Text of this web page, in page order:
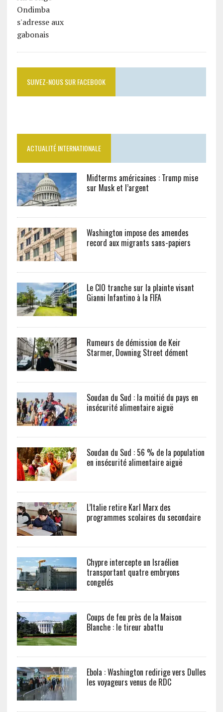
SUIVEZ-NOUS SUR FACEBOOK
ACTUALITÉ INTERNATIONALE
Midterms américaines : Trump mise
sur Musk et l’argent
Washington impose des amendes
record aux migrants sans-papiers
Le CIO tranche sur la plainte visant
Gianni Infantino à la FIFA
Rumeurs de démission de Keir
Starmer, Downing Street dément
Soudan du Sud : la moitié du pays en
insécurité alimentaire aiguë
Soudan du Sud : 56 % de la population
en insécurité alimentaire aiguë
L’Italie retire Karl Marx des
programmes scolaires du secondaire
Chypre intercepte un Israélien
transportant quatre embryons
congelés
Coups de feu près de la Maison
Blanche : le tireur abattu
Ebola : Washington redirige vers Dulles
les voyageurs venus de RDC